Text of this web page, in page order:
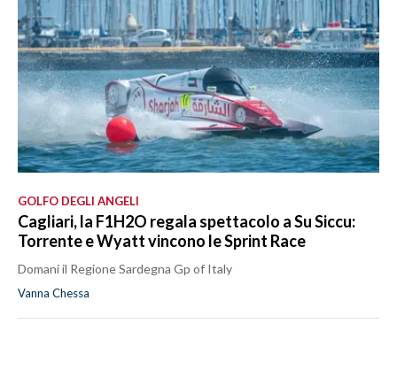
GOLFO DEGLI ANGELI
Cagliari, la F1H2O regala spettacolo a Su Siccu:
Torrente e Wyatt vincono le Sprint Race
Domani il Regione Sardegna Gp of Italy
Vanna Chessa